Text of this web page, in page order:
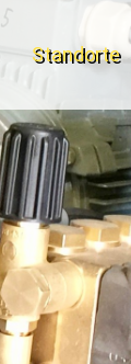
Standorte